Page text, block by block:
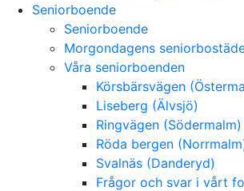
Seniorboende
Seniorboende
Morgondagens
Våra seniorboenden
Körsbärsvägen
Liseberg (Älvsjö)
Ringvägen (Södermalm)
Röda bergen
Svalnäs (Danderyd)
Frågor och svar i vårt